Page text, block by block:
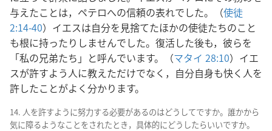
与えたことは，ペテロへの信頼の表れでした。（使徒
2:14-40）イエスは自分を見捨てたほかの使徒たちのこと
も根に持ったりしませんでした。復活した後も，彼らを
「私の兄弟たち」と呼んでいます。（マタイ 28:10）イエ
スが許すよう人に教えただけでなく，自分自身も快く人を
許したことがよく分かります。
14. 人を許すように努力する必要があるのはどうしてですか。誰かから
気に障るようなことをされたとき，具体的にどうしたらいいですか。